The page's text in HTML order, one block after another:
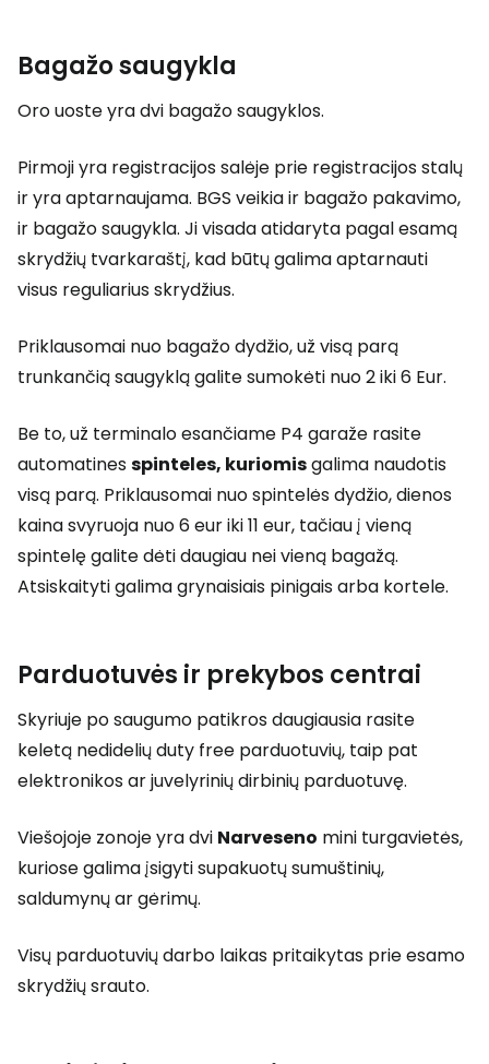
Bagažo saugykla
Oro uoste yra dvi bagažo saugyklos.
Pirmoji yra registracijos salėje prie registracijos stalų
ir yra aptarnaujama. BGS veikia ir bagažo pakavimo,
ir bagažo saugykla. Ji visada atidaryta pagal esamą
skrydžių tvarkaraštį, kad būtų galima aptarnauti
visus reguliarius skrydžius.
Priklausomai nuo bagažo dydžio, už visą parą
trunkančią saugyklą galite sumokėti nuo 2 iki 6 Eur.
Be to, už terminalo esančiame P4 garaže rasite
automatinesspinteles, kuriomisgalima naudotis
visą parą. Priklausomai nuo spintelės dydžio, dienos
kaina svyruoja nuo 6 eur iki 11 eur, tačiau į vieną
spintelę galite dėti daugiau nei vieną bagažą.
Atsiskaityti galima grynaisiais pinigais arba kortele.
Parduotuvės ir prekybos centrai
Skyriuje po saugumo patikros daugiausia rasite
keletą nedideliųduty free parduotuvių, taip pat
elektronikos ar juvelyrinių dirbinių parduotuvę.
Viešojoje zonoje yra dvi Narveseno mini turgavietės,
kuriose galima įsigyti supakuotų sumuštinių,
saldumynų ar gėrimų.
Visų parduotuvių darbo laikas pritaikytas prie esamo
skrydžių srauto.